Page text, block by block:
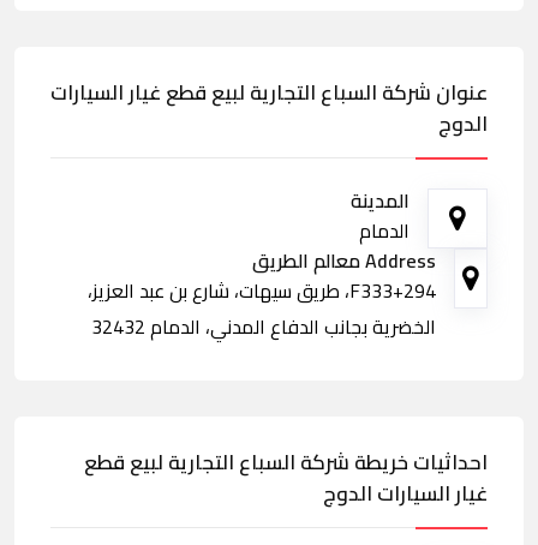
عنوان شركة السباع التجارية لبيع قطع غيار السيارات
الدوج
المدينة
الدمام
Address معالم الطريق
F333+294، طريق سيهات، شارع بن عبد العزيز،
الخضرية بجانب الدفاع المدني، الدمام 32432
احداثيات خريطة شركة السباع التجارية لبيع قطع
غيار السيارات الدوج